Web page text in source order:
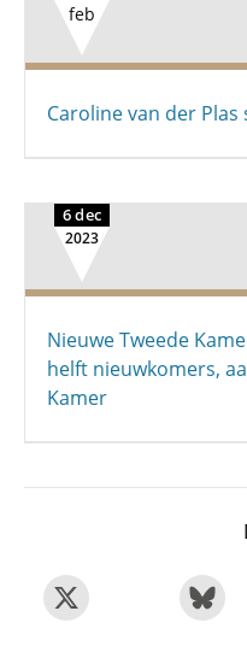
feb
Caroline van der
6 dec
2023
Nieuwe Tweede
helft nieuwkomers,
Kamer